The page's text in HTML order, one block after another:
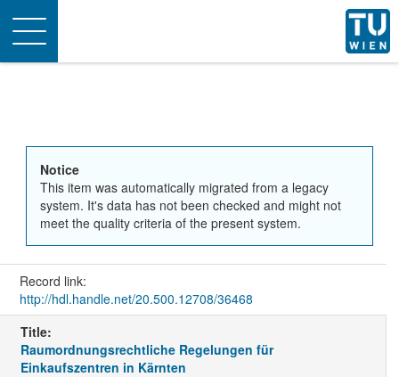
Toggle
navigation
Notice
This item was automatically migrated from a legacy
system. It's data has not been checked and might not
meet the quality criteria of the present system.
Record link:
http://hdl.handle.net/20.500.12708/36468
Title:
Raumordnungsrechtliche Regelungen für
Einkaufszentren in Kärnten